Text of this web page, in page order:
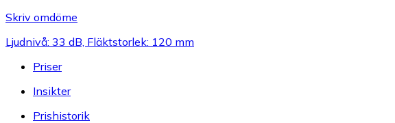
Skriv omdöme
Ljudnivå: 33 dB, Fläktstorlek: 120 mm
Priser
Insikter
Prishistorik